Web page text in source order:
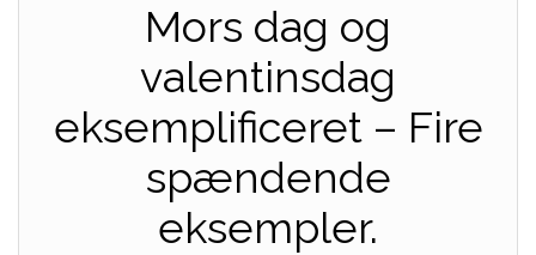
Mors dag og
valentinsdag
eksemplificeret – Fire
spændende
eksempler.